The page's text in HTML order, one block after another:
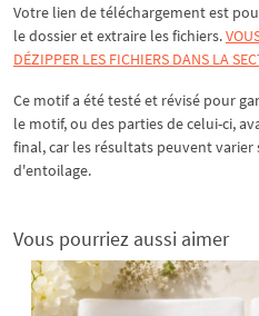
Votre lien de téléchargement est
le dossier et extraire les fichiers.
DÉZIPPER LES FICHIERS DANS LA
Ce motif a été testé et révisé pour
le motif, ou des parties de celui-ci,
final, car les résultats peuvent
d'entoilage.
Vous pourriez aussi aimer